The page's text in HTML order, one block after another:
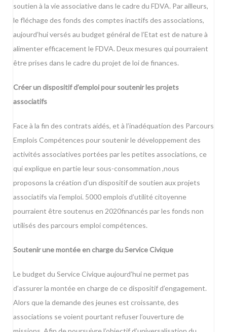
soutien à la vie associative dans le cadre du FDVA. Par ailleurs,
le fléchage des fonds des comptes inactifs des associations,
aujourd’hui versés au budget général de l’Etat est de nature à
alimenter efficacement le FDVA. Deux mesures qui pourraient
être prises dans le cadre du projet de loi de finances.
Créer un dispositif d’emploi pour soutenir les projets
associatifs
Face à la fin des contrats aidés, et à l’inadéquation des Parcours
Emplois Compétences pour soutenir le développement des
activités associatives portées par les petites associations, ce
qui explique en partie leur sous-consommation ,nous
proposons la création d’un dispositif de soutien aux projets
associatifs via l’emploi. 5000 emplois d’utilité citoyenne
pourraient être soutenus en 2020financés par les fonds non
utilisés des parcours emploi compétences.
Soutenir une montée en charge du Service Civique
Le budget du Service Civique aujourd’hui ne permet pas
d’assurer la montée en charge de ce dispositif d’engagement.
Alors que la demande des jeunes est croissante, des
associations se voient pourtant refuser l’ouverture de